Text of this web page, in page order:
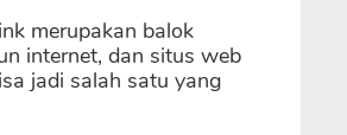
merupakan balok
internet, dan situs web
jadi salah satu yang